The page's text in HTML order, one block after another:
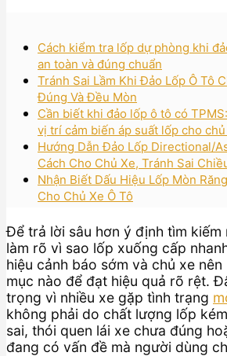
Cách kiểm tra lốp dự phòng khi
an toàn và đúng chuẩn
Tránh Sai Lầm Khi Đảo Lốp Ô Tô
Đúng Và Đều Mòn
Cần biết khi đảo lốp ô tô có
vị trí cảm biến áp suất lốp cho
Hướng Dẫn Đảo Lốp Directional/
Cách Cho Chủ Xe, Tránh Sai
Nhận Biết Dấu Hiệu Lốp Mòn
Cho Chủ Xe Ô Tô
Để trả lời sâu hơn ý định tìm kiếm
làm rõ vì sao lốp xuống cấp
hiệu cảnh báo sớm và chủ xe
mục nào để đạt hiệu quả rõ rệt.
trọng vì nhiều xe gặp tình trạng
không phải do chất lượng lốp
sai, thói quen lái xe chưa đúng
đang có vấn đề mà người dùng